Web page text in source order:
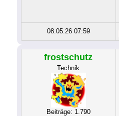
08.05.26 07:59
frostschutz
Technik
Beiträge: 1.790